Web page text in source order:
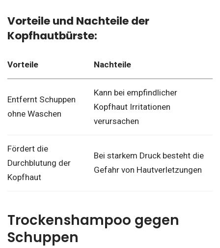
Vorteile und Nachteile der
Kopfhautbürste:
Vorteile Nachteile
Entfernt Schuppen
ohne Waschen
Kann bei empfindlicher
Kopfhaut Irritationen
verursachen
Fördert die
Durchblutung der
Kopfhaut
Bei starkem Druck besteht die
Gefahr von Hautverletzungen
Trockenshampoo gegen
Schuppen